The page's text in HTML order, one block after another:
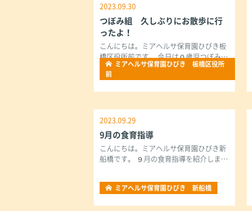
2023.09.30
つぼみ組 久しぶりにお散歩に行
ったよ！
こんにちは。ミアヘルサ保育園ひびき板
橋区役所前です。 今日は０歳児つぼみ…
ミアヘルサ保育園ひびき 板橋区役所
前
2023.09.29
9月の食育指導
こんにちは。ミアヘルサ保育園ひびき新
船橋です。 ９月の食育指導を紹介しま…
ミアヘルサ保育園ひびき 新船橋